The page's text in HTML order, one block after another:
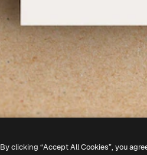
By clicking “Accept All Cookies”, you